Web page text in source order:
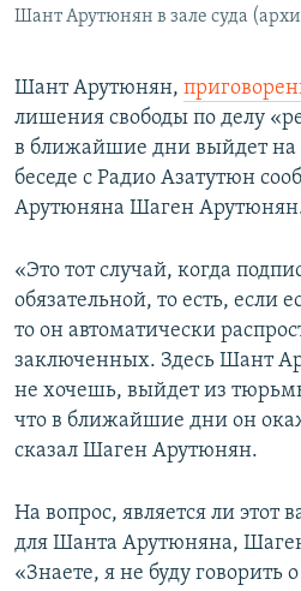
Все сайты Радио Азатутюн
Шант Арутюнян в зале суда
Шант Арутюнян,
лишения свободы по делу
в ближайшие дни выйдет на
беседе с Радио Азатутюн
Арутюняна Шаген
«Это тот случай, когда
обязательной, то есть, если
то он автоматически
заключенных. Здесь Шант
не хочешь, выйдет из
что в ближайшие дни он
сказал Шаген Арутюнян.
На вопрос, является ли
для Шанта Арутюняна,
«Знаете, я не буду говорить